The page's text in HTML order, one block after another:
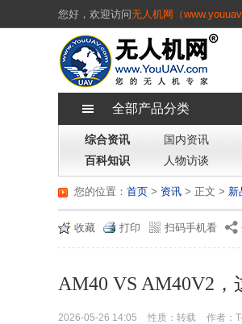
您好， 欢迎访问无人机网（
全部产品分类
综合资讯 国内资讯
百科知识
人物访谈
您的位置： 首页 > 资讯 > 新
> 正文
收藏 打印 扫码手机看
AM40 VS AM40V2
2026-05-26 14:05 性质：转载 作者：